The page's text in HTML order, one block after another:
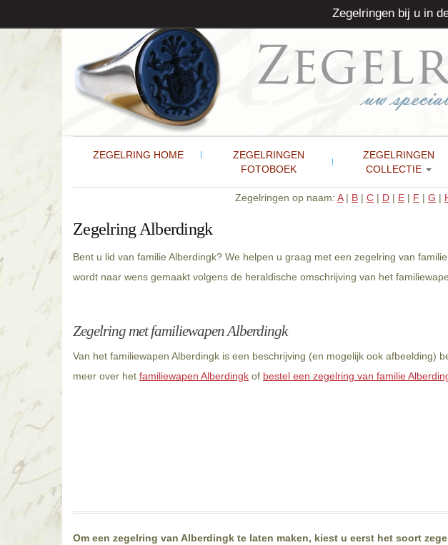
ZEGELRING HOME
ZEGELRINGEN
FOTOBOEK
ZEGELRINGEN
COLLECTIE
Zegelringen op naam: A| B | C | D | E | F | G |
Zegelring Alberdingk
Bent u lid van familie Alberdingk? We helpen u graag met een zegelring van
wordt naar wens gemaakt volgens de heraldische omschrijving van het
Zegelring met familiewapen Alberdingk
Van het familiewapen Alberdingk is een beschrijving (en mogelijk ook afbeelding)
meer over het familiewapen Alberdingk of bestel een zegelring van familie
Om een zegelring van Alberdingk te laten maken, kiest u eerst het soort
Zegelringen bij u in